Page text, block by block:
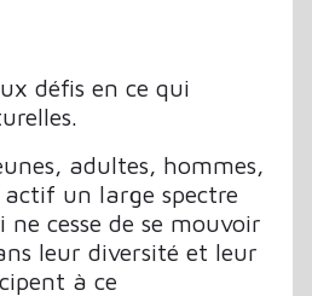
défis en ce qui
adultes, hommes,
un large spectre
cesse de se mouvoir
leur diversité et leur
à ce